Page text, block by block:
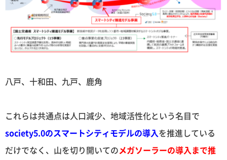
八戸、十和田、九戸、鹿角
これらは共通点は人口減少、地域活性化という名目で
society5.0のスマートシティモデルの導入を推進している
だけでなく、山を切り開いてのメガソーラーの導入まで推